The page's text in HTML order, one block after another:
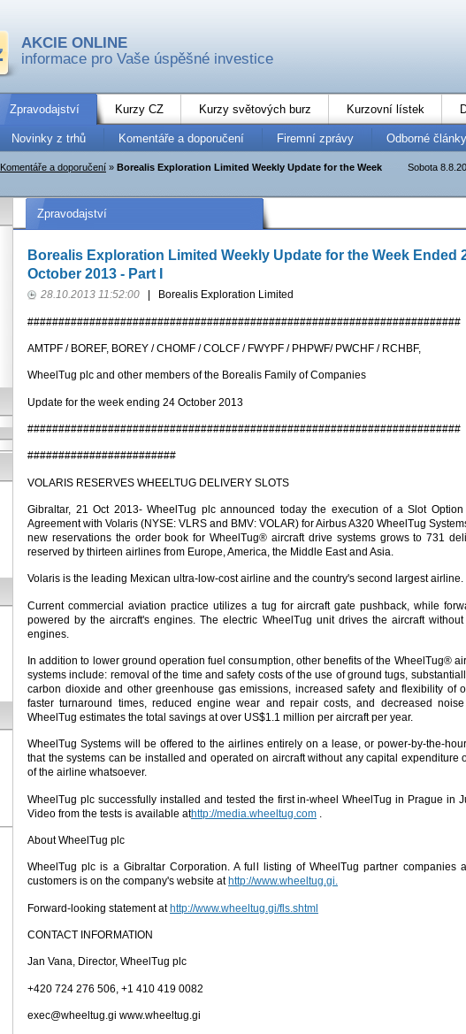
AKCIE ONLINE
informace pro Vaše úspěšné investice
Zpravodajství Kurzy CZ Kurzy světových burz Kurzovní lístek
Novinky z trhů Komentáře a doporučení Firemní zprávy Odborné články
Sobota
Komentáře a doporučení » Borealis Exploration Limited Weekly Update for the Week
Zpravodajství
Borealis Exploration Limited Weekly Update for the Week Ended
October 2013 - Part I
28.10.2013 11:52:00 Borealis Exploration Limited
######################################################################
AMTPF / BOREF, BOREY / CHOMF / COLCF / FWYPF / PHPWF/ PWCHF / RCHBF,
WheelTug plc and other members of the Borealis Family of Companies
Update for the week ending 24 October 2013
######################################################################
########################
VOLARIS RESERVES WHEELTUG DELIVERY SLOTS
Gibraltar, 21 Oct 2013- WheelTug plc announced today the execution of a Slot Option
Agreement with Volaris (NYSE: VLRS and BMV: VOLAR) for Airbus A320 WheelTug
new reservations the order book for WheelTug® aircraft drive systems grows to 731
reserved by thirteen airlines from Europe, America, the Middle East and Asia.
Volaris is the leading Mexican ultra-low-cost airline and the country's second largest airline.
Current commercial aviation practice utilizes a tug for aircraft gate pushback, while
powered by the aircraft's engines. The electric WheelTug unit drives the aircraft
engines.
In addition to lower ground operation fuel consumption, other benefits of the WheelTug®
systems include: removal of the time and safety costs of the use of ground tugs,
carbon dioxide and other greenhouse gas emissions, increased safety and flexibility of
faster turnaround times, reduced engine wear and repair costs, and decreased
WheelTug estimates the total savings at over US$1.1 million per aircraft per year.
WheelTug Systems will be offered to the airlines entirely on a lease, or power-by-the-
that the systems can be installed and operated on aircraft without any capital expenditure
of the airline whatsoever.
WheelTug plc successfully installed and tested the first in-wheel WheelTug in Prague in
Video from the tests is available athttp://media.wheeltug.com
About WheelTug plc
WheelTug plc is a Gibraltar Corporation. A full listing of WheelTug partner companies
customers is on the company's website at http://www.wheeltug.gi.
Forward-looking statement athttp://www.wheeltug.gi/fls.shtml
CONTACT INFORMATION
Jan Vana, Director, WheelTug plc
+420 724 276 506, +1 410 419 0082
exec@wheeltug.gi www.wheeltug.gi